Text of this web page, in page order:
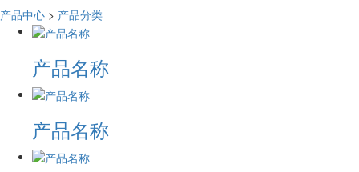
产品中心 > 产品分类
产品名称
产品名称